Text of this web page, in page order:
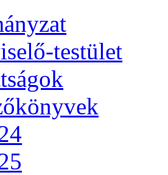
testület